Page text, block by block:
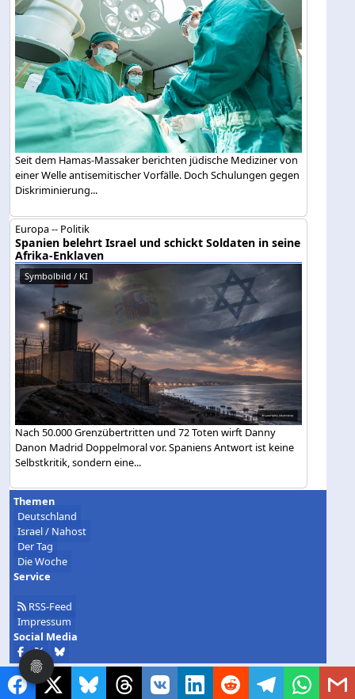
Seit dem Hamas-Massaker berichten jüdische Mediziner von
einer Welle antisemitischer Vorfälle. Doch Schulungen gegen
Diskriminierung...
Europa -- Politik
Spanien belehrt Israel und schickt Soldaten in seine
Afrika-Enklaven
Symbolbild / KI
Nach 50.000 Grenzübertritten und 72 Toten wirft Danny
Danon Madrid Doppelmoral vor. Spaniens Antwort ist keine
Selbstkritik, sondern eine...
Themen
Deutschland
Israel / Nahost
Der Tag
Die Woche
Service
RSS-Feed
Impressum
Social Media